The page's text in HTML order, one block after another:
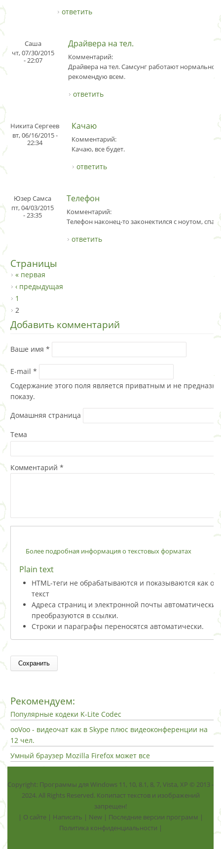
ответить
Саша
чт, 07/30/2015
- 22:07
Драйвера на тел.
Комментарий:
Драйвера на тел. Самсунг работают нормально,
рекомендую всем.
ответить
Никита Сергеев
вт, 06/16/2015 -
22:34
Качаю
Комментарий:
Качаю, все будет.
ответить
Юзер Самса
пт, 04/03/2015
- 23:35
Телефон
Комментарий:
Телефон наконец-то законектился с ноутом,
ответить
Страницы
« первая
‹ предыдущая
1
2
Добавить комментарий
Ваше имя *
E-mail *
Содержание этого поля является приватным и не
показу.
Домашняя страница
Тема
Комментарий *
Более подробная информация о текстовых форматах
Plain text
HTML-теги не обрабатываются и показываются как
текст
Адреса страниц и электронной почты автоматически
преобразуются в ссылки.
Строки и параграфы переносятся автоматически.
Рекомендуем:
Популярные кодеки K-Lite Codec
ooVoo - видеочат как в Skype плюс видеоконференции на
12 чел.
Умный браузер Mozilla Firefox может все
Copyright: Программы для Windows 11, 10, 8.1, 8, 7, Vista, ХР © 2013 -
2024. All Rights Reserved. Копипаст текстов и изображений
запрещен!
| О сайте| Написать | New| Последние версии программ |
Политика конфиденциальности |